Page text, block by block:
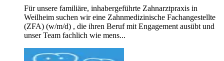
Für unsere familiäre, inhabergeführte Zahnarztpraxis in
Weilheim suchen wir eine Zahnmedizinische Fachangestellte
(ZFA) (w/m/d) , die ihren Beruf mit Engagement ausübt und
unser Team fachlich wie mens...